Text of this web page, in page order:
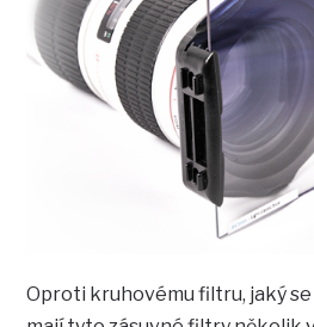
Oproti kruhovému filtru, jaký